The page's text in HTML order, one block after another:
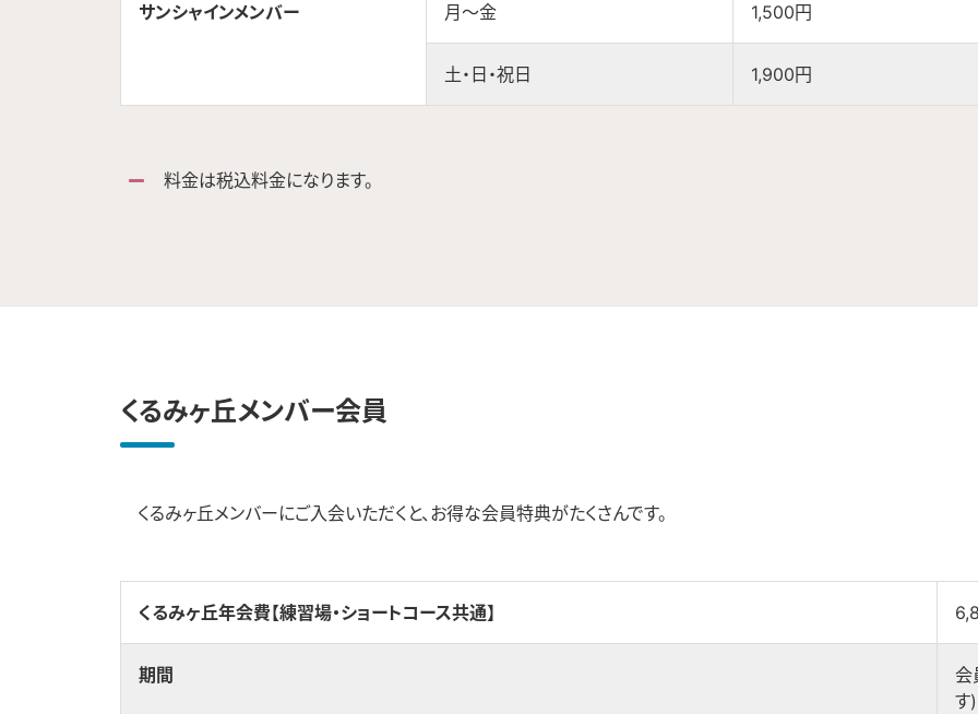
サンシャインメンバー 月～金 1,500円
土・日・祝日 1,900円
料金は税込料金になります。
くるみヶ丘メンバー会員
くるみヶ丘メンバーにご入会いただくと、お得な会員特典がたくさんです。
くるみヶ丘年会費【練習場・ショートコース共通】
期間
会
す)